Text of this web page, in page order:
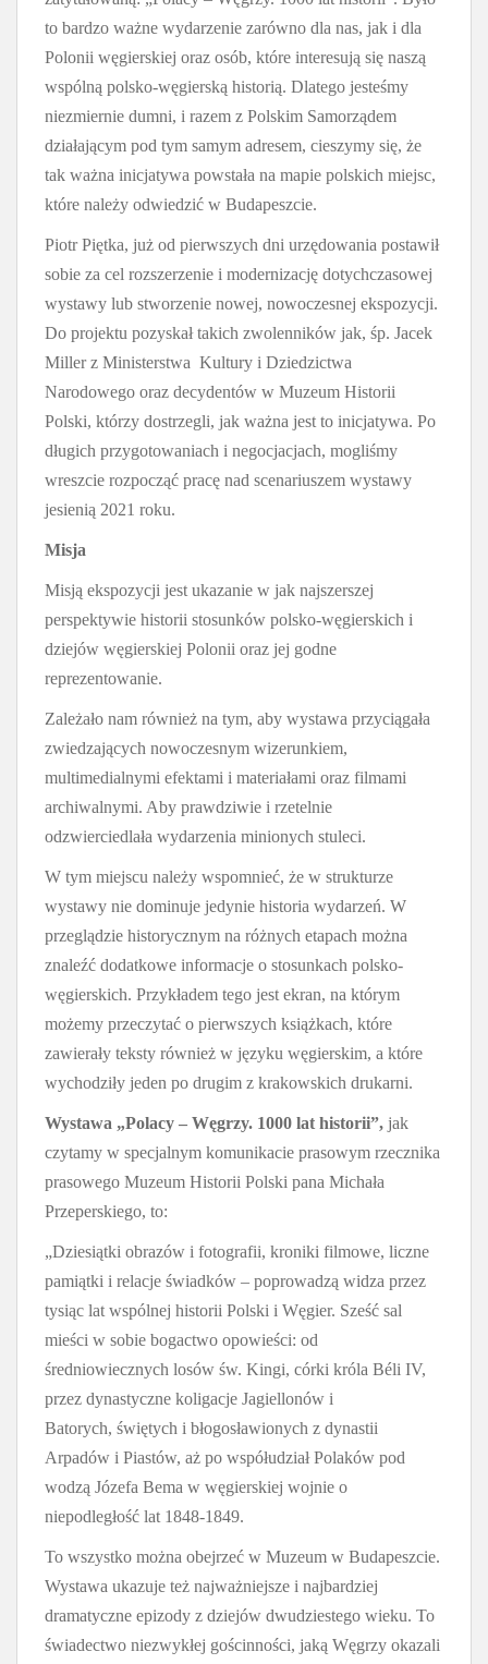
to bardzo ważne wydarzenie zarówno dla nas, jak i dla
Polonii węgierskiej oraz osób, które interesują się naszą
wspólną polsko-węgierską historią. Dlatego jesteśmy
niezmiernie dumni, i razem z Polskim Samorządem
działającym pod tym samym adresem, cieszymy się, że
tak ważna inicjatywa powstała na mapie polskich miejsc,
które należy odwiedzić w Budapeszcie.
Piotr Piętka, już od pierwszych dni urzędowania postawił
sobie za cel rozszerzenie i modernizację dotychczasowej
wystawy lub stworzenie nowej, nowoczesnej ekspozycji.
Do projektu pozyskał takich zwolenników jak, śp. Jacek
Miller z Ministerstwa Kultury i Dziedzictwa
Narodowego oraz decydentów w Muzeum Historii
Polski, którzy dostrzegli, jak ważna jest to inicjatywa. Po
długich przygotowaniach i negocjacjach, mogliśmy
wreszcie rozpocząć pracę nad scenariuszem wystawy
jesienią 2021 roku.
Misja
Misją ekspozycji jest ukazanie w jak najszerszej
perspektywie historii stosunków polsko-węgierskich i
dziejów węgierskiej Polonii oraz jej godne
reprezentowanie.
Zależało nam również na tym, aby wystawa przyciągała
zwiedzających nowoczesnym wizerunkiem,
multimedialnymi efektami i materiałami oraz filmami
archiwalnymi. Aby prawdziwie i rzetelnie
odzwierciedlała wydarzenia minionych stuleci.
W tym miejscu należy wspomnieć, że w strukturze
wystawy nie dominuje jedynie historia wydarzeń. W
przeglądzie historycznym na różnych etapach można
znaleźć dodatkowe informacje o stosunkach polsko-
węgierskich. Przykładem tego jest ekran, na którym
możemy przeczytać o pierwszych książkach, które
zawierały teksty również w języku węgierskim, a które
wychodziły jeden po drugim z krakowskich drukarni.
Wystawa „Polacy – Węgrzy. 1000 lat historii”, jak
czytamy w specjalnym komunikacie prasowym rzecznika
prasowego Muzeum Historii Polski pana Michała
Przeperskiego, to:
„Dziesiątki obrazów i fotografii, kroniki filmowe, liczne
pamiątki i relacje świadków – poprowadzą widza przez
tysiąc lat wspólnej historii Polski i Węgier. Sześć sal
mieści w sobie bogactwo opowieści: od
średniowiecznych losów św. Kingi, córki króla Béli IV,
przez dynastyczne koligacje Jagiellonów i
Batorych, świętych i błogosławionych z dynastii
Arpadów i Piastów, aż po współudział Polaków pod
wodzą Józefa Bema w węgierskiej wojnie o
niepodległość lat 1848-1849.
To wszystko można obejrzeć w Muzeum w Budapeszcie.
Wystawa ukazuje też najważniejsze i najbardziej
dramatyczne epizody z dziejów dwudziestego wieku. To
świadectwo niezwykłej gościnności, jaką Węgrzy okazali